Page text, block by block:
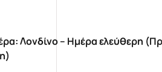
Λονδίνο – Ημέρα ελεύθερη